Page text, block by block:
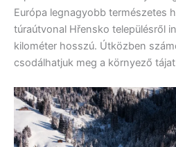
Európa legnagyobb természetes
túraútvonal Hřensko településről
kilométer hosszú. Útközben
csodálhatjuk meg a környező